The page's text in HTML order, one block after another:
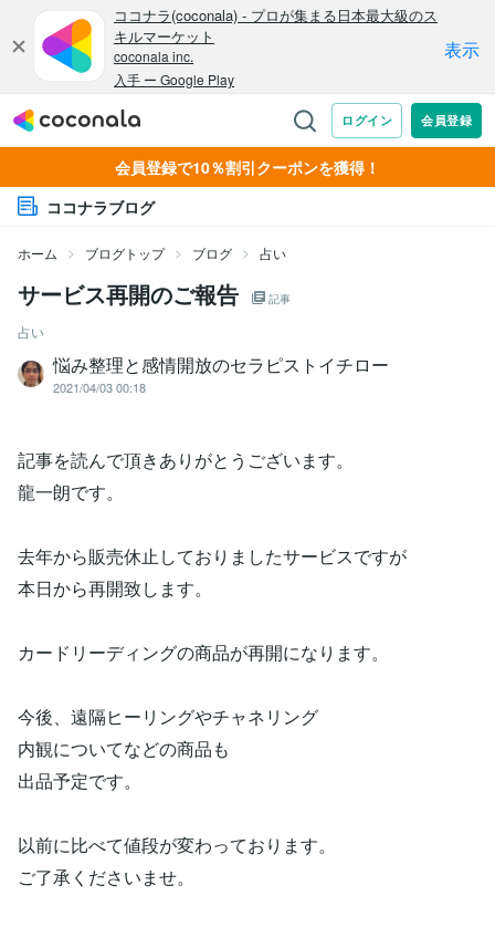
会員登録で10％割引クーポンを獲得！
ココナラブログ
ホーム ブログトップ ブログ 占い
サービス再開のご報告 記事
占い
悩み整理と感情開放のセラピストイチロー
2021/04/03 00:18
記事を読んで頂きありがとうございます。
龍一朗です。
去年から販売休止しておりましたサービスですが
本日から再開致します。
カードリーディングの商品が再開になります。
今後、遠隔ヒーリングやチャネリング
内観についてなどの商品も
出品予定です。
以前に比べて値段が変わっております。
ご了承くださいませ。